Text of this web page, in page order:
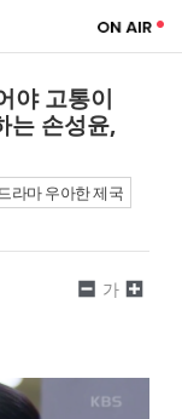
야 고통이
는 손성윤,
라마 우아한 제국
가